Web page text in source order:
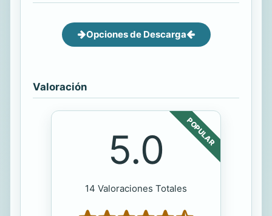
Opciones de Descarga
Valoración
POPULAR
5.0
14 Valoraciones Totales